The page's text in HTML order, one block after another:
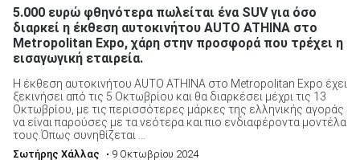
ΑΝΑΖΗΤΗΣΗ
Μεταχειρισμένα
5.000 ευρώ φθηνότερα πωλείται ένα SUV για όσο
διαρκεί η έκθεση αυτοκινήτου AUTO ATHINA στο
Metropolitan Expo, χάρη στην προσφορά που τρέχει η
εισαγωγική εταιρεία.
Η έκθεση αυτοκινήτου AUTO ATHINA στο Metropolitan Expo έχει
ξεκινήσει από τις 5 Οκτωβρίου και θα διαρκέσει μέχρι τις 13
Οκτωβρίου, με τις περισσότερες μάρκες της ελληνικής αγοράς
να είναι παρούσες με τα νεότερα και πιο ενδιαφέροντα μοντέλα
τους.Όπως συνηθίζεται ...
Σωτήρης Χάλλας • 9 Οκτωβρίου 2024